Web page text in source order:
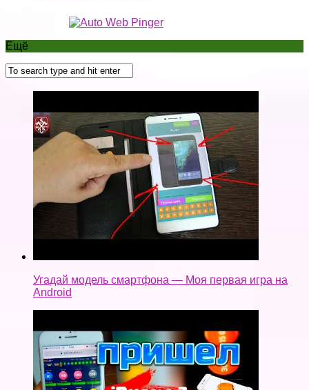
Ещё
Угадай модель смартфона — Моя первая игра на
Android